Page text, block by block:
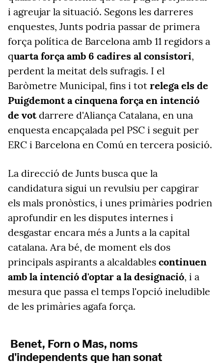
i agreujar la situació. Segons les darreres
enquestes, Junts podria passar de primera
força política de Barcelona amb 11 regidors a
quarta força amb 6 cadires al consistori,
perdent la meitat dels sufragis. I el
Baròmetre Municipal, fins i tot relega els de
Puigdemont a cinquena força en intenció
de votdarrere d'Aliança Catalana, en una
enquesta encapçalada pel PSC i seguit per
ERC i Barcelona en Comú en tercera posició.
La direcció de Junts busca que la
candidatura sigui un revulsiu per capgirar
els mals pronòstics, i unes primàries podrien
aprofundir en les disputes internes i
desgastar encara més a Junts a la capital
catalana. Ara bé, de moment els dos
principals aspirants a alcaldables continuen
amb la intenció d'optar a la designació, i a
mesura que passa el temps l'opció ineludible
de les primàries agafa força.
Benet, Forn o Mas, noms
d'independents que han sonat